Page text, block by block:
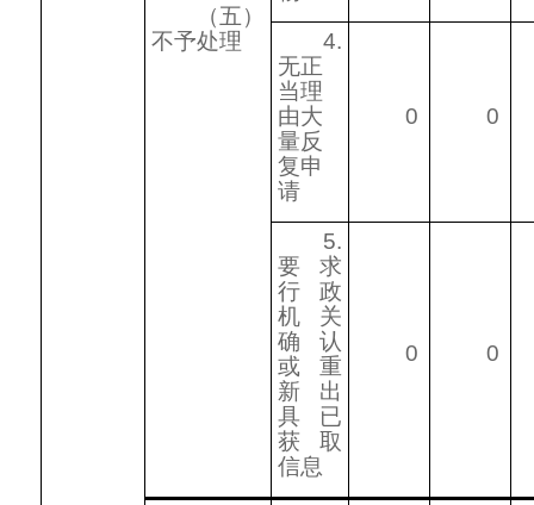
（五）
不予处理
4.
无正
当理
由大
量反
复申
请
0 0
5.
要求
行政
机关
确认
或重
新出
具已
获取
信息
0 0